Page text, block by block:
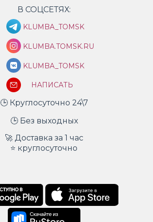
В СОЦСЕТЯХ:
KLUMBA_TOMSK
KLUMBA.TOMSK.RU
KLUMBA_TOMSK
НАПИСАТЬ
🕒 Круглосуточно 24\7
🕒 Без выходных
🚀 Доставка за 1 час
⭐ круглосуточно